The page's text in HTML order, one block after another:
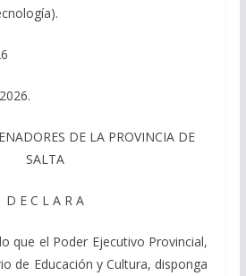
DE LA PROVINCIA DE
SALTA
D E C L A R A
que el Poder Ejecutivo Provincial,
de Educación y Cultura, disponga